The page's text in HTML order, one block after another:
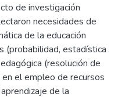
de investigación
necesidades de
de la educación
(probabilidad, estadística
(resolución de
el empleo de recursos
de la